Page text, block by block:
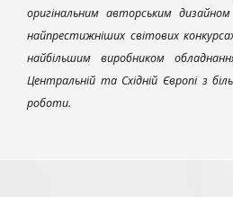
оригінальним авторським
найпрестижніших світових
найбільшим виробником
Центральній та Східній Європі з
роботи.